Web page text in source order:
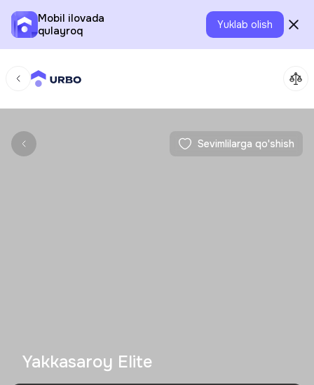
Mobil ilovada
qulayroq
Yuklab olish
Sevimlilarga qo'shish
Yakkasaroy Elite